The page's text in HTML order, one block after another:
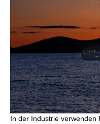
In der Industrie verwenden